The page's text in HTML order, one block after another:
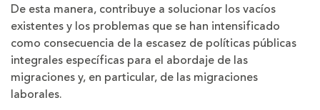
De esta manera, contribuye a solucionar los vacíos
existentes y los problemas que se han intensificado
como consecuencia de la escasez de políticas públicas
integrales específicas para el abordaje de las
migraciones y, en particular, de las migraciones
laborales.